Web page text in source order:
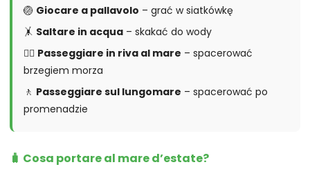
🏐 Giocare a pallavolo – grać w siatkówkę
🤸 Saltare in acqua – skakać do wody
🚶‍♀️ Passeggiare in riva al mare – spacerować
brzegiem morza
🚶 Passeggiare sul lungomare – spacerować po
promenadzie
🧳 Cosa portare al mare d’estate?